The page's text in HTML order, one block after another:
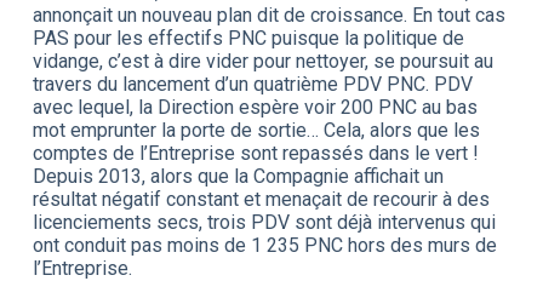
annonçait un nouveau plan dit de croissance. En tout cas
PAS pour les effectifs PNC puisque la politique de
vidange, c’est à dire vider pour nettoyer, se poursuit au
travers du lancement d’un quatrième PDV PNC. PDV
avec lequel, la Direction espère voir 200 PNC au bas
mot emprunter la porte de sortie… Cela, alors que les
comptes de l’Entreprise sont repassés dans le vert !
Depuis 2013, alors que la Compagnie affichait un
résultat négatif constant et menaçait de recourir à des
licenciements secs, trois PDV sont déjà intervenus qui
ont conduit pas moins de 1 235 PNC hors des murs de
l’Entreprise.